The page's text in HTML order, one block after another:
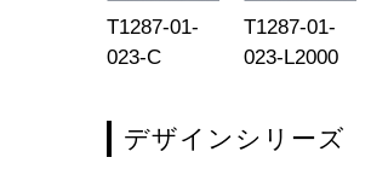
T1287-01-
023-C
T1287-01-
023-L2000
デザインシリーズ